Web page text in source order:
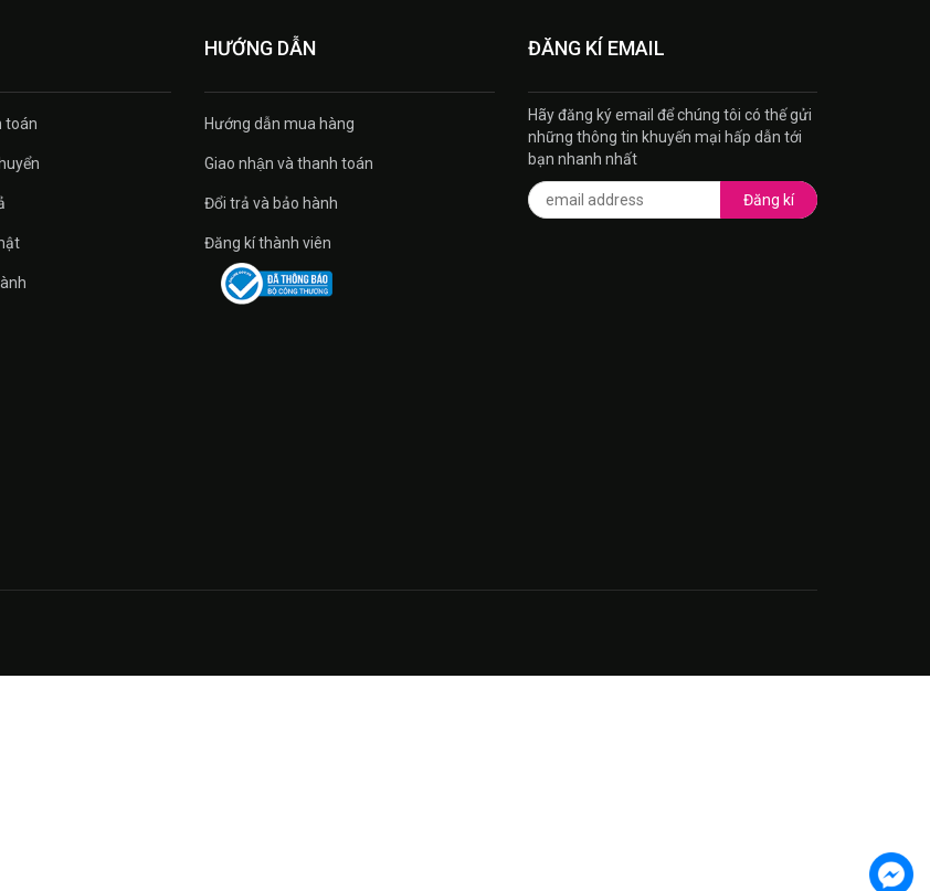
toán
HƯỚNG DẪN
Hướng dẫn mua hàng
Giao nhận và thanh toán
Đổi trả và bảo hành
Đăng kí thành viên
ĐĂNG KÍ EMAIL
Hãy đăng ký email để chúng tôi có thế gửi
những thông tin khuyến mại hấp dẫn tới
bạn nhanh nhất
Đăng kí